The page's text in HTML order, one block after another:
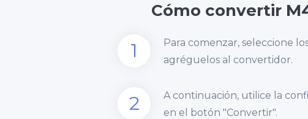
Cómo convertir
1
Para comenzar, seleccione
agréguelos al convertidor.
2
A continuación, utilice la
en el botón "Convertir".